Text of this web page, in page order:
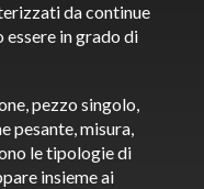
da continue
in grado di
pezzo singolo,
pesante, misura,
le tipologie di
insieme ai